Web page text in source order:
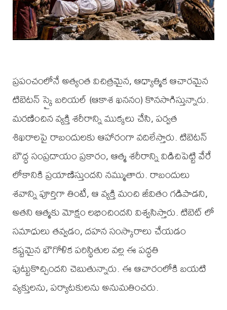
ప్రపంచంలోనే అత్యంత విచిత్రమైన, ఆధ్యాత్మిక ఆచారమైన
టిబెటన్ స్కై బరియల్ (ఆకాశ ఖననం) కొనసాగిస్తున్నారు.
మరణించిన వ్యక్తి శరీరాన్ని ముక్కలు చేసి, పర్వత
శిఖరాలపై రాబందులకు ఆహారంగా వదిలేస్తారు. టిబెటన్
బౌద్ధ సంప్రదాయం ప్రకారం, ఆత్మ శరీరాన్ని విడిచిపెట్టి వేరే
లోకానికి ప్రయాణిస్తుందని నమ్ముతారు. రాబందులు
శవాన్ని పూర్తిగా తింటే, ఆ వ్యక్తి మంచి జీవితం గడిపాడని,
అతని ఆత్మకు మోక్షం లభించిందని విశ్వసిస్తారు. టిబెట్ లో
సమాధులు తవ్వడం, దహన సంస్కారాలు చేయడం
కష్టమైన భౌగోళిక పరిస్థితుల వల్ల ఈ పద్ధతి
పుట్టుకొచ్చిందని చెబుతున్నారు. ఈ ఆచారంలోకి బయటి
వ్యక్తులను, పర్యాటకులను అనుమతించరు.